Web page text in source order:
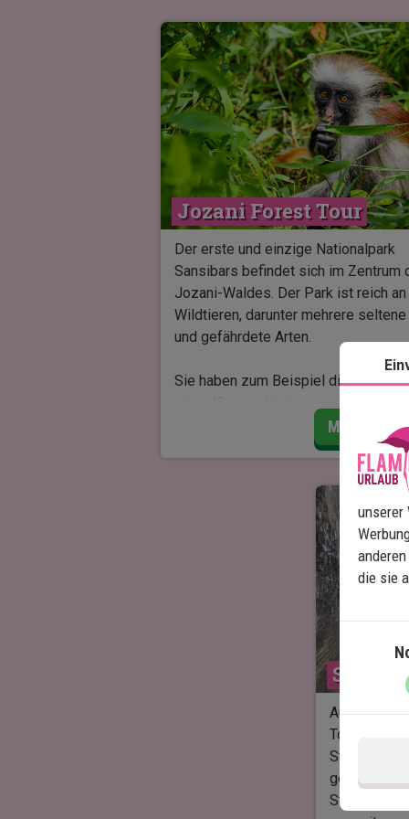
Jozani Forest Tour
Der erste und einzige Nationalpark
Sansibars befindet sich im Zentrum
Jozani-Waldes. Der Park ist reich an
Wildtieren, darunter mehrere seltene
und gefährdete Arten.
Sie haben zum Beispiel die
Schmetterlingsarten und 50
verschiedene Vogelarten zu sehen.
Vielleicht haben Sie auch das Glück,
roten Colobus-Affen zu sehen, der
angeblich nur auf Sansibar
Die hohen Bäume und Palmen des
Jozani-Waldes sind ein schöner
Anblick, und man sagt, der Wald sei
riesige, lebendige Apotheke, in der
Pflanze und jeder Baum etwas heilen
Bitte beachten Sie, dass es den
und Pflanzen zuliebe nicht erlaubt ist,
die Pfade ohne Führer zu verlassen.
Die Exkursion dauert 1-3 Stunden.
Mehr lesen
Stone
Auf dieser
Town und
Stunden.
gefahren,
Stadt
unserer
die sie